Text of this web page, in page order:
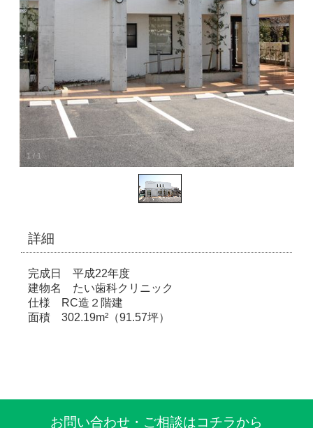
1/1
詳細
完成日 平成22年度
建物名 たい歯科クリニック
仕様 RC造２階建
面積 302.19m²（91.57坪）
お問い合わせ・ご相談はコチラから